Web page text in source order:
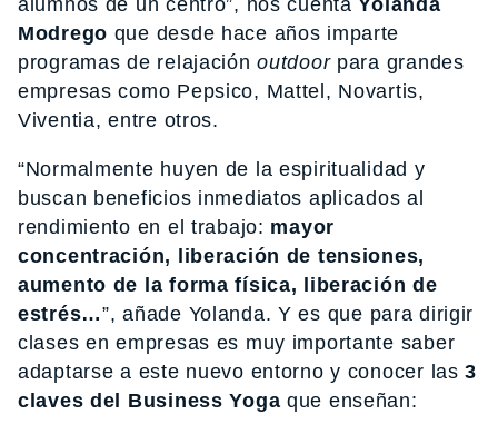
alumnos de un centro”, nos cuentaYolanda
Modrego que desde hace años imparte
programas de relajaciónoutdoorpara grandes
empresas como Pepsico, Mattel, Novartis,
Viventia, entre otros.
“Normalmente huyen de la espiritualidad y
buscan beneficios inmediatos aplicados al
rendimiento en el trabajo: mayor
concentración, liberación de tensiones,
aumento de la forma física, liberación de
estrés…”, añade Yolanda. Y es que para dirigir
clases en empresas es muy importante saber
adaptarse a este nuevo entorno y conocer las3
claves del Business Yoga que enseñan: